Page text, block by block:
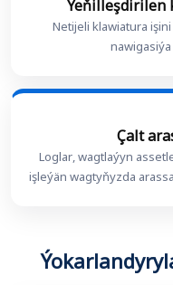
Ýeňilleşdirilen
Netijeli klawiatura
Çalt
Loglar, wagtlaýyn
işleýän wagtyňyzda